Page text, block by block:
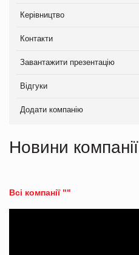
Керівництво
Контакти
Завантажити презентацію
Відгуки
Додати компанію
Новини компанії
Всі компанії ""